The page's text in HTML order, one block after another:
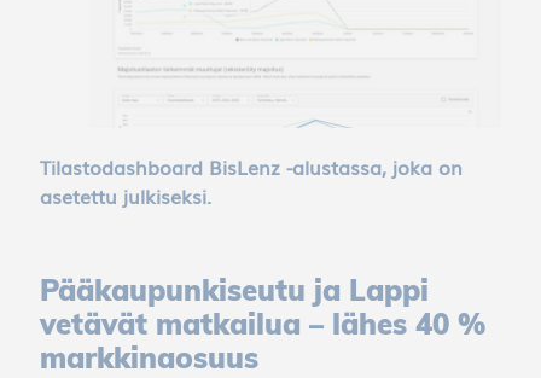
Tilastodashboard BisLenz -alustassa, joka on
asetettu julkiseksi.
Pääkaupunkiseutu ja Lappi
vetävät matkailua – lähes 40 %
markkinaosuus